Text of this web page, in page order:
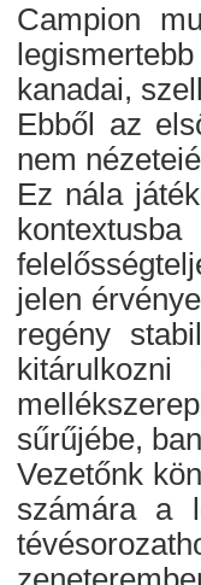
Campion
kanadai,
Ebből az
nem
Ez nála
jelen
regény
sűrűjébe,
Vezetőnk
számára a